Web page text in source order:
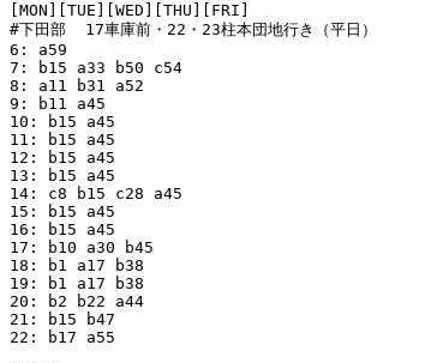
[MON][TUE][WED][THU][FRI]
#下田部  17車庫前・22・23柱本団地行き（平日）
6: a59
7: b15 a33 b50 c54
8: a11 b31 a52
9: b11 a45
10: b15 a45
11: b15 a45
12: b15 a45
13: b15 a45
14: c8 b15 c28 a45
15: b15 a45
16: b15 a45
17: b10 a30 b45
18: b1 a17 b38
19: b1 a17 b38
20: b2 b22 a44
21: b15 b47
22: b17 a55